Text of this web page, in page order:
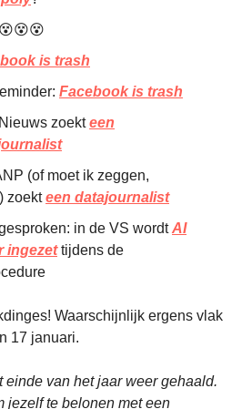
😵😵😵
is trash
Facebook is trash
zoekteen
(of moet ik zeggen,
zoekteen datajournalist
in de VS wordtAI
ingezettijdens de
Waarschijnlijk ergens vlak
17 januari.
einde van het jaar weer gehaald.
jezelf te belonen met een